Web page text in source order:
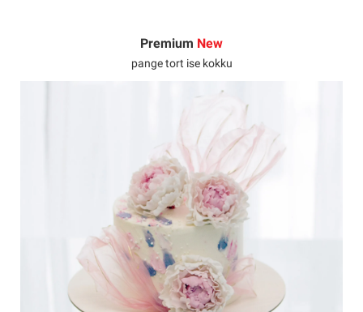
Premium New
pange tort ise kokku